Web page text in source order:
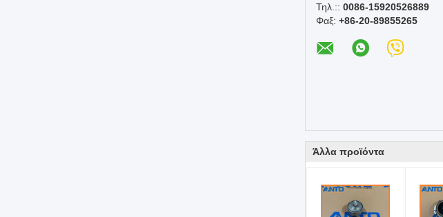
Τηλ.:: 0086-15920526889
Φαξ: +86-20-89855265
Άλλα προϊόντα